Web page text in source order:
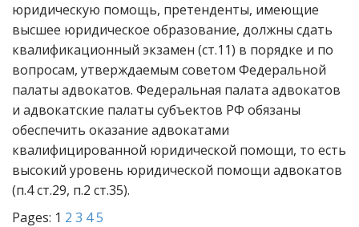
юридическую помощь, претенденты, имеющие
высшее юридическое образование, должны сдать
квалификационный экзамен (ст.11) в порядке и по
вопросам, утверждаемым советом Федеральной
палаты адвокатов. Федеральная палата адвокатов
и адвокатские палаты субъектов РФ обязаны
обеспечить оказание адвокатами
квалифицированной юридической помощи, то есть
высокий уровень юридической помощи адвокатов
(п.4 ст.29, п.2 ст.35).
Pages: 1 2 3 45